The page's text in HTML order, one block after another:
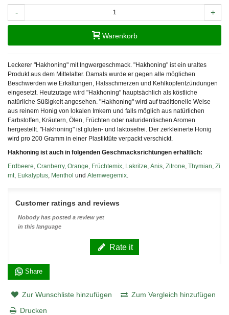
- +
Warenkorb
Leckerer "Hakhoning" mit Ingwergeschmack. "Hakhoning" ist ein uraltes
Produkt aus dem Mittelalter. Damals wurde er gegen alle möglichen
Beschwerden wie Erkältungen, Halsschmerzen und Kehlkopfentzündungen
eingesetzt. Heutzutage wird "Hakhoning" hauptsächlich als köstliche
natürliche Süßigkeit angesehen. "Hakhoning" wird auf traditionelle Weise
aus reinem Honig von lokalen Imkern und falls möglich aus natürlichen
Farbstoffen, Kräutern, Ölen, Früchten oder naturidentischen Aromen
hergestellt. "Hakhoning" ist gluten- und laktosefrei. Der zerkleinerte Honig
wird pro 200 Gramm in einer Plastiktüte verpackt verschickt.
Hakhoning ist auch in folgenden Geschmacksrichtungen erhältlich:
Erdbeere, Cranberry, Orange, Früchtemix, Lakritze, Anis, Zitrone, Thymian, Zi
mt, Eukalyptus, Menthol und Atemwegemix.
Customer ratings and reviews
Nobody has posted a review yet
in this language
Rate it
Share
Zur Wunschliste hinzufügen
Zum Vergleich hinzufügen
Drucken